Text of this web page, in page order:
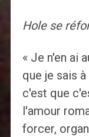
Hole se
« Je n'en ai
que je sais
c'est que
l'amour
forcer,